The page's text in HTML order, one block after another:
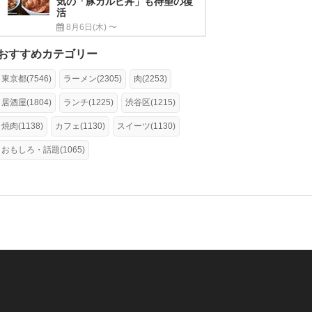
活
8月6日(木) 〜
すすめカテゴリー
東京都(7546) ラーメン(2305) 肉(2253)
居酒屋(1804) ランチ(1225) 渋谷区(1215)
焼肉(1138) カフェ(1130) スイーツ(1130)
おもしろ・話題(1065)